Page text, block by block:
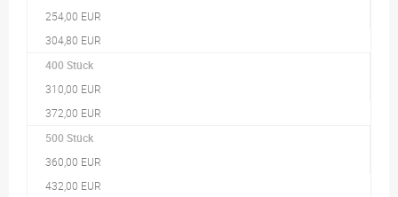
254,00 EUR
304,80 EUR
400 Stück
310,00 EUR
372,00 EUR
500 Stück
360,00 EUR
432,00 EUR